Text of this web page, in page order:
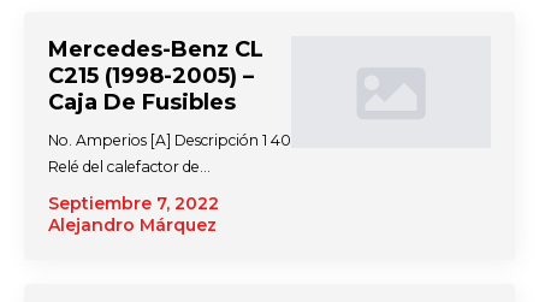
Mercedes-Benz CL
C215 (1998-2005) –
Caja De Fusibles
Septiembre 7, 2022
Alejandro Márquez
No. Amperios [A] Descripción 1 40
Relé del calefactor de…